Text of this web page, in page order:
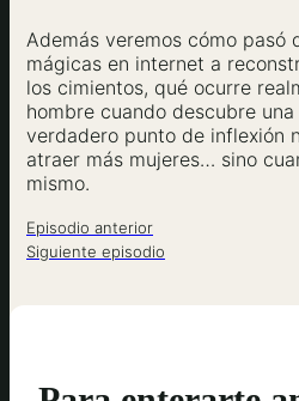
Además veremos cómo pasó
mágicas en internet a
los cimientos, qué ocurre
hombre cuando descubre
verdadero punto de inflexión
atraer más mujeres… sino
mismo.
Episodio anterior
Siguiente episodio